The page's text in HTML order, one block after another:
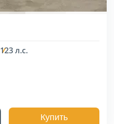
123 л.с.
Купить